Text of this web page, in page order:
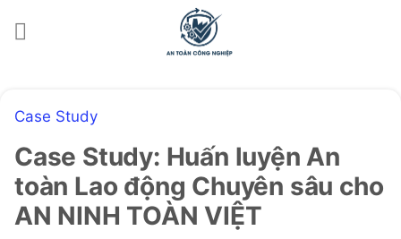
đến
Case Study
Case Study: Huấn luyện An
toàn Lao động Chuyên sâu cho
AN NINH TOÀN VIỆT